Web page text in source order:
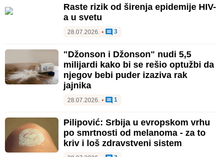
Raste rizik od širenja epidemije HIV-
a u svetu
28.07.2026. • 3
"Džonson i Džonson" nudi 5,5
milijardi kako bi se rešio optužbi da
njegov bebi puder izaziva rak
jajnika
28.07.2026. • 1
Pilipović: Srbija u evropskom vrhu
po smrtnosti od melanoma - za to
kriv i loš zdravstveni sistem